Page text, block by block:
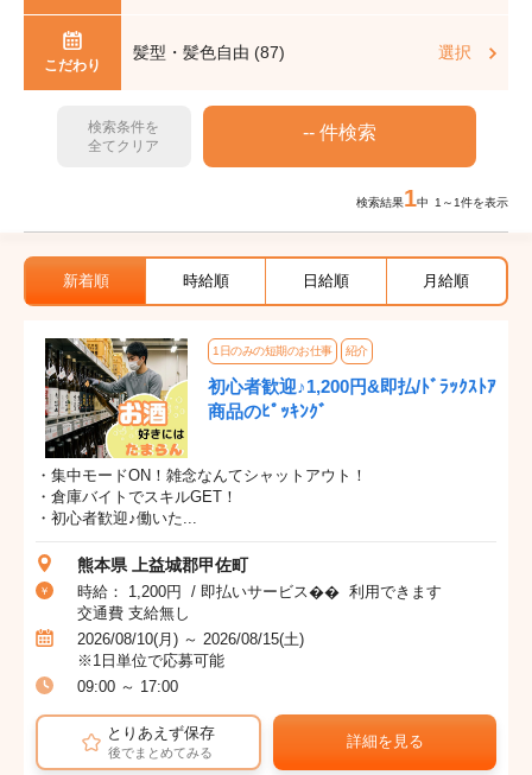
こだわり
髪型・髪色自由 (87) 選択
検索条件を
全てクリア
検索結果1中 1～1件を表示
新着順 時給順 日給順 月給順
1日のみの短期のお仕事 紹介
初心者歓迎♪1,200円&即払/ﾄﾞﾗｯｸｽﾄｱ
商品のﾋﾟｯｷﾝｸﾞ
・集中モードON！雑念なんてシャットアウト！
・倉庫バイトでスキルGET！
・初心者歓迎♪働いた...
熊本県 上益城郡甲佐町
時給： 1,200円 / 即払いサービス�� 利用できます
交通費 支給無し
2026/08/10(月) ～ 2026/08/15(土)
※1日単位で応募可能
09:00 ～ 17:00
とりあえず保存
後でまとめてみる
詳細を見る